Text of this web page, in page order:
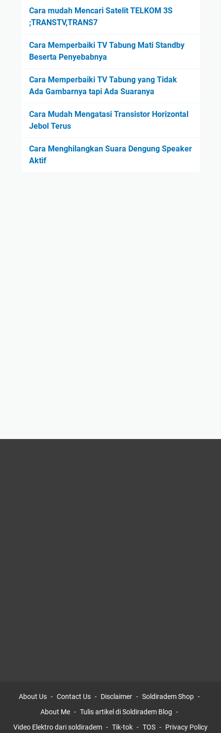
Cara mudah Mencari Satelit TELKOM 3S
;TRANSTV,TRANS7
Cara Memperbaiki TV Tabung Mati Standby
Beserta Penyebabnya
Cara Memperbaiki TV Tabung yang Tidak
Ada Gambarnya tapi Ada Suaranya
Cara Mudah Mengatasi Transistor Horizontal
Jebol Terus
Cara Menghilangkan Suara Dengung Speaker
Aktif
About Us Contact Us Disclaimer
Soldiradem Shop
About Me
Tulis artikel di Soldiradem Blog
Video Elektro dari soldiradem
Tik-tok TOS Privacy Policy